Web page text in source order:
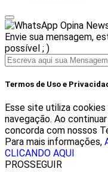
Opina
Envie sua mensagem,
possível ; )
Termos de Uso e
Esse site utiliza
navegação. Ao
concorda com nossos
Para mais informações,
CLICANDO AQUI
PROSSEGUIR